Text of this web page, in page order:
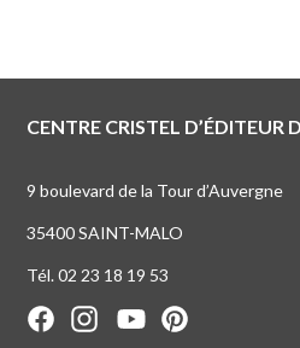
CENTRE CRISTEL D’ÉDITEUR
9 boulevard de la Tour d’Auvergne
35400 SAINT-MALO
Tél. 02 23 18 19 53